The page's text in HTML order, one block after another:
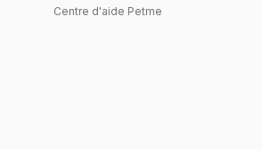
Centre d'aide Petme